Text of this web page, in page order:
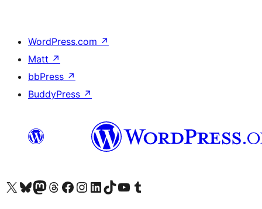
WordPress.com ↗
Matt ↗
bbPress ↗
BuddyPress ↗
Visiteu el nostre compte X (abans Twitter)
Visiteu el nostre compte de Bluesky
Visiteu el nostre compte al Mastodon
Visiteu el nostre compte de Threads
Visiteu la nostra pàgina al Facebook
Visiteu el nostre compte d'Instagram
Visiteu el nostre compte de LinkedIn
Visiteu el nostre compte de TikTok
Visiteu el nostre canal al YouTube
Visiteu el nostre compte de Tumblr